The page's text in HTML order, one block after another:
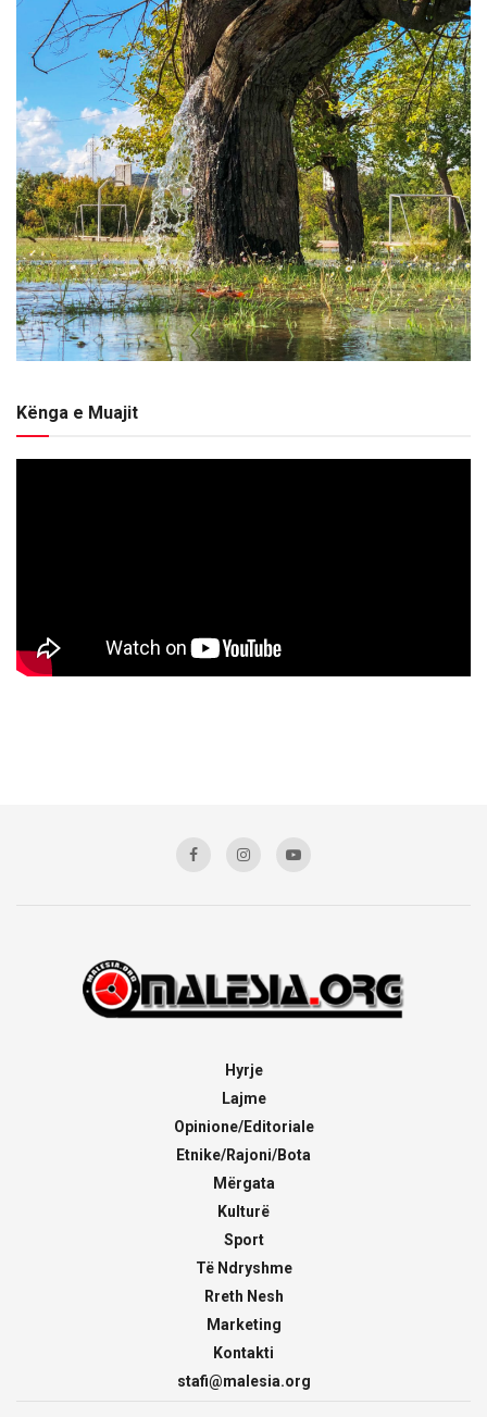
Kënga e Muajit
Hyrje
Lajme
Opinione/Editoriale
Etnike/Rajoni/Bota
Mërgata
Kulturë
Sport
Të Ndryshme
Rreth Nesh
Marketing
Kontakti
stafi@malesia.org